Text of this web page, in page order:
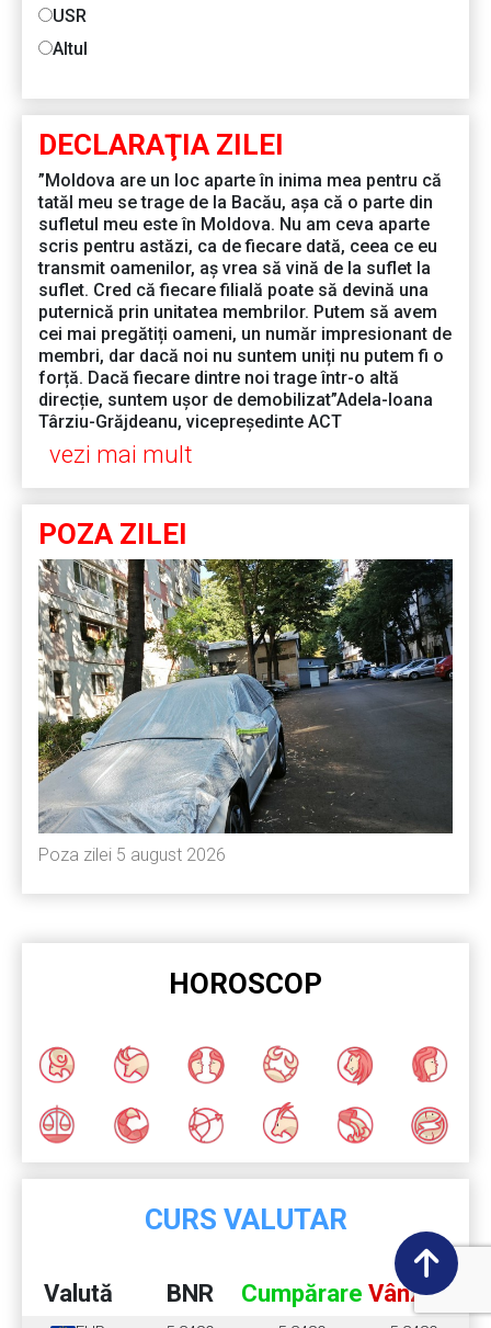
USR
Altul
DECLARAŢIA ZILEI
”Moldova are un loc aparte în inima mea pentru că
tatăl meu se trage de la Bacău, așa că o parte din
sufletul meu este în Moldova. Nu am ceva aparte
scris pentru astăzi, ca de fiecare dată, ceea ce eu
transmit oamenilor, aș vrea să vină de la suflet la
suflet. Cred că fiecare filială poate să devină una
puternică prin unitatea membrilor. Putem să avem
cei mai pregătiți oameni, un număr impresionant de
membri, dar dacă noi nu suntem uniți nu putem fi o
forță. Dacă fiecare dintre noi trage într-o altă
direcție, suntem ușor de demobilizat”Adela-Ioana
Târziu-Grăjdeanu, vicepreședinte ACT
vezi mai mult
POZA ZILEI
Poza zilei 5 august 2026
HOROSCOP
CURS VALUTAR
Valută BNR Cumpărare Vânzare